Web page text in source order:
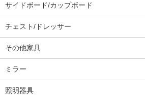
サイドボード/カップボード
チェスト/ドレッサー
その他家具
ミラー
照明器具